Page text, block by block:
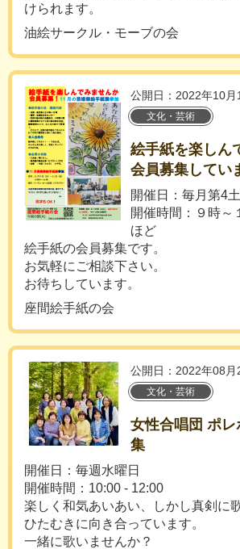
けられます。
油絵サークル・モーブの会
公開日：2022年10月
文化・芸術
絵手紙を楽しん
会員募集してい
開催日：毎月第4
開催時間：９時
ほど
絵手紙の会員募集です。
お気軽にご相談下さい。
お待ちしています。
座間絵手紙の会
公開日：2022年08月
文化・芸術
女性合唱団 ポ
集
開催日：毎週水曜日
開催時間：10:00 - 12:00
楽しく和気あいあい、しかし真剣に
ひたむきに向き合っています。
一緒に歌いませんか？